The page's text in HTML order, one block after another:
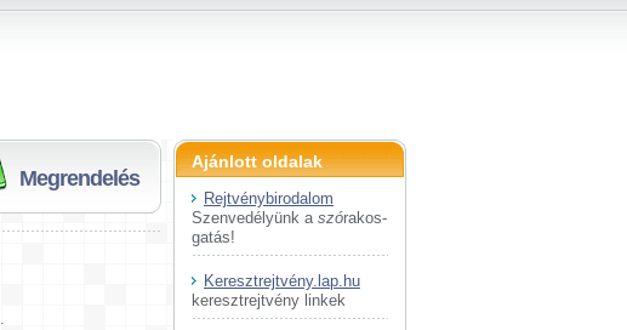
Megrendelés
Ajánlott oldalak
Rejtvénybirodalom
Szenvedélyünk a szóra­kos­
ga­tás!
Keresztrejtvény.lap.hu
keresztrejtvény linkek